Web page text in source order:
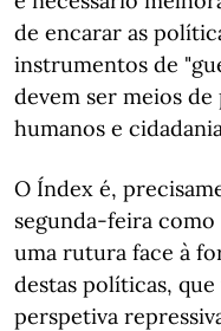
de encarar as
instrumentos de
devem ser meios
humanos e
O Índex é,
segunda-feira
uma rutura face à
destas políticas,
perspetiva